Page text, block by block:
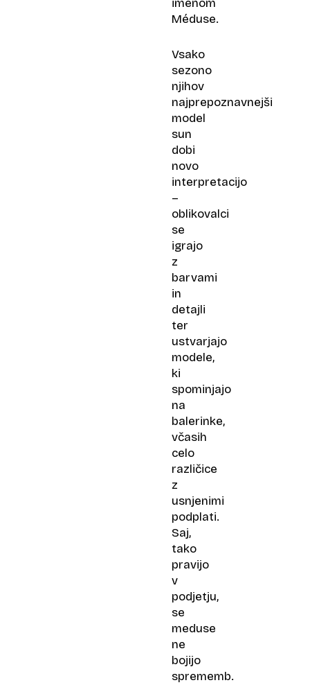
imenom
Méduse.
Vsako
sezono
njihov
najprepoznavnejši
model
sun
dobi
novo
interpretacijo
–
oblikovalci
se
igrajo
z
barvami
in
detajli
ter
ustvarjajo
modele,
ki
spominjajo
na
balerinke,
včasih
celo
različice
z
usnjenimi
podplati.
Saj,
tako
pravijo
v
podjetju,
se
meduse
ne
bojijo
sprememb.